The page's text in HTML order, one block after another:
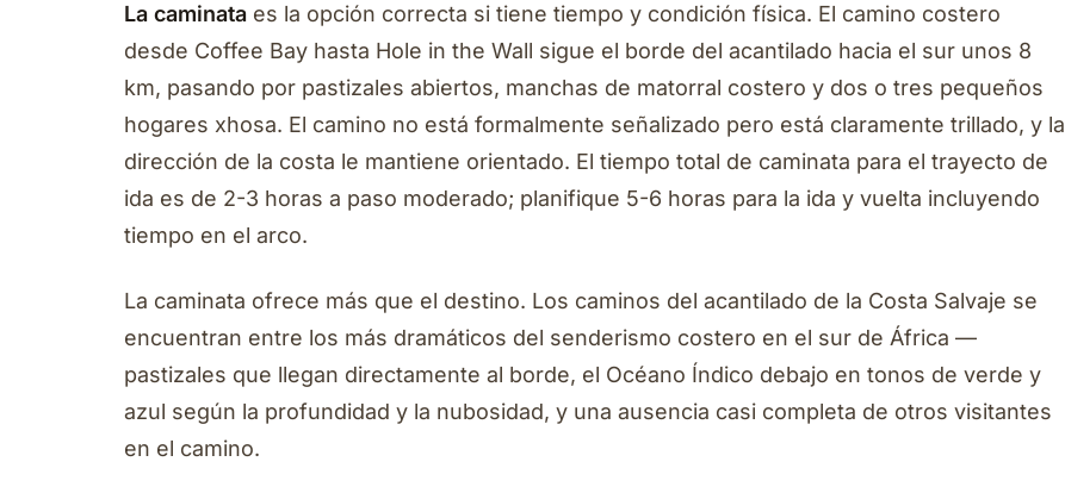
La caminata es la opción correcta si tiene tiempo y condición física. El camino costero
desde Coffee Bay hasta Hole in the Wall sigue el borde del acantilado hacia el sur unos 8
km, pasando por pastizales abiertos, manchas de matorral costero y dos o tres pequeños
hogares xhosa. El camino no está formalmente señalizado pero está claramente trillado, y la
dirección de la costa le mantiene orientado. El tiempo total de caminata para el trayecto de
ida es de 2-3 horas a paso moderado; planifique 5-6 horas para la ida y vuelta incluyendo
tiempo en el arco.
La caminata ofrece más que el destino. Los caminos del acantilado de la Costa Salvaje se
encuentran entre los más dramáticos del senderismo costero en el sur de África —
pastizales que llegan directamente al borde, el Océano Índico debajo en tonos de verde y
azul según la profundidad y la nubosidad, y una ausencia casi completa de otros visitantes
en el camino.